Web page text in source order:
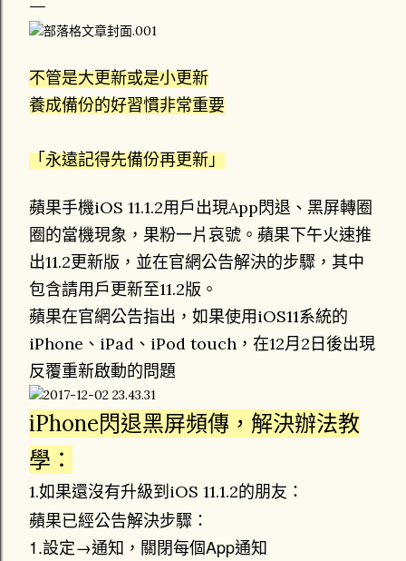
不管是大更新或是小更新
養成備份的好習慣非常重要
「永遠記得先備份再更新」
蘋果手機iOS 11.1.2用戶出現App閃退、黑屏轉圈
圈的當機現象，果粉一片哀號。蘋果下午火速推
出11.2更新版，並在官網公告解決的步驟，其中
包含請用戶更新至11.2版。
蘋果在官網公告指出，如果使用iOS11系統的
iPhone、iPad、iPod touch，在12月2日後出現
反覆重新啟動的問題
iPhone閃退黑屏頻傳，解決辦法教
學：
1.如果還沒有升級到iOS 11.1.2的朋友：
蘋果已經公告解決步驟：
1.設定→通知，關閉每個App通知